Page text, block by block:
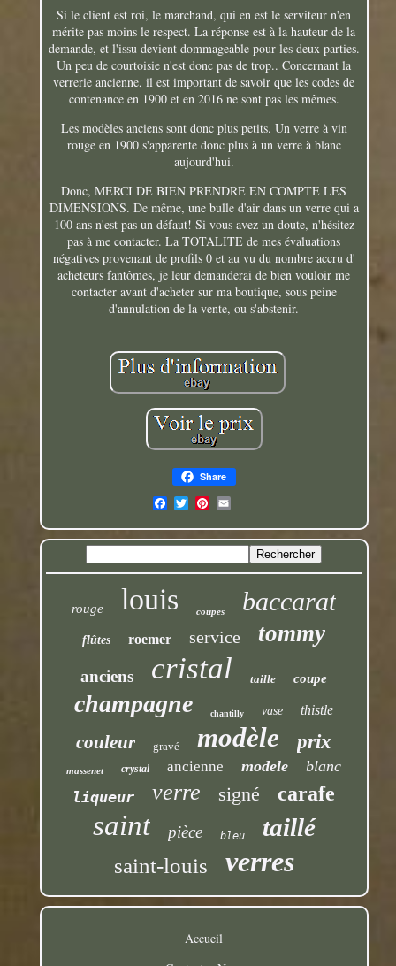
Si le client est roi, le marchand, qui en est le serviteur n'en
mérite pas moins le respect. La réponse est à la hauteur de la
demande, et l'issu devient dommageable pour les deux parties.
Un peu de courtoisie n'est donc pas de trop.. Concernant la
verrerie ancienne, il est important de savoir que les codes de
contenance en 1900 et en 2016 ne sont pas les mêmes.
Les modèles anciens sont donc plus petits. Un verre à vin
rouge en 1900 s'apparente donc plus à un verre à blanc
aujourd'hui.
Donc, MERCI DE BIEN PRENDRE EN COMPTE LES
DIMENSIONS. De même, une bulle d'air dans un verre qui a
100 ans n'est pas un défaut! Si vous avez un doute, n'hésitez
pas à me contacter. La TOTALITE de mes évaluations
négatives provenant de profils 0 et au vu du nombre accru d'
acheteurs fantômes, je leur demanderai de bien vouloir me
contacter avant d'acheter sur ma boutique, sous peine
d'annulation de la vente, ou s'abstenir.
Share
rouge louis coupes baccarat
flûtes roemer service tommy
anciens cristal taille coupe
champagne chantilly vase thistle
couleur gravé modèle prix
massenet crystal ancienne modele
blanc
liqueur
verre signé carafe
saint pièce bleu taillé
saint-louis verres
Accueil